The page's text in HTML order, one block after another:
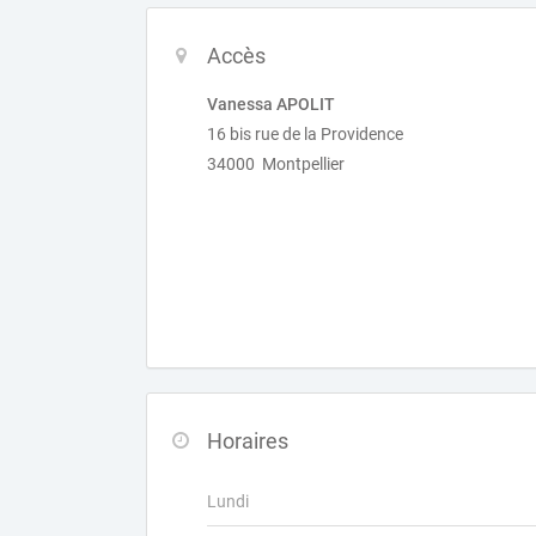
Accès
Vanessa APOLIT
16 bis rue de la Providence
34000 Montpellier
Horaires
Lundi